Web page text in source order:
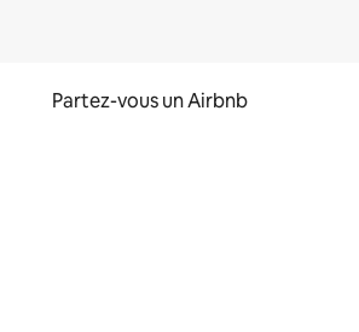
Partez-vous un Airbnb